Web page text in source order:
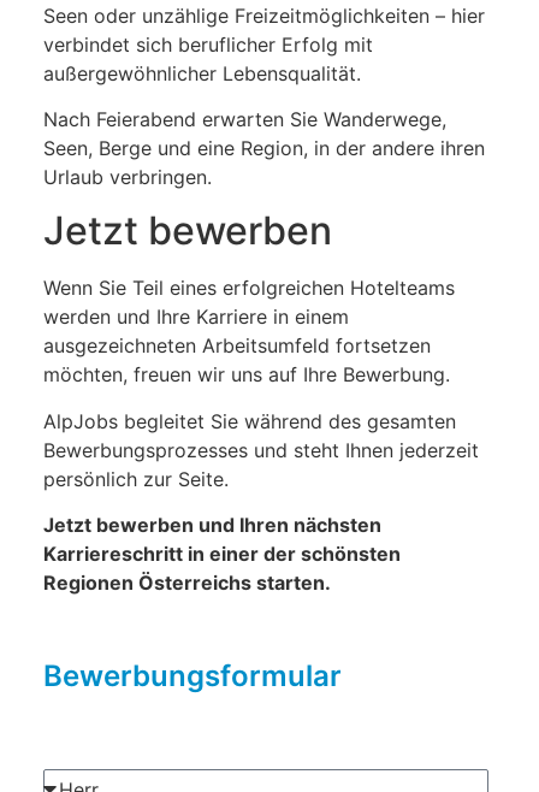
Seen oder unzählige Freizeitmöglichkeiten – hier
verbindet sich beruflicher Erfolg mit
außergewöhnlicher Lebensqualität.
Nach Feierabend erwarten Sie Wanderwege,
Seen, Berge und eine Region, in der andere ihren
Urlaub verbringen.
Jetzt bewerben
Wenn Sie Teil eines erfolgreichen Hotelteams
werden und Ihre Karriere in einem
ausgezeichneten Arbeitsumfeld fortsetzen
möchten, freuen wir uns auf Ihre Bewerbung.
AlpJobs begleitet Sie während des gesamten
Bewerbungsprozesses und steht Ihnen jederzeit
persönlich zur Seite.
Jetzt bewerben und Ihren nächsten
Karriereschritt in einer der schönsten
Regionen Österreichs starten.
Bewerbungsformular